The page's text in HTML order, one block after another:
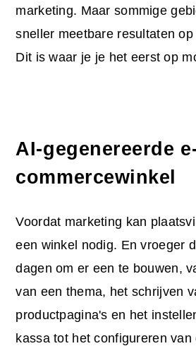
marketing. Maar sommige
sneller meetbare resultaten
Dit is waar je je het eerst op
AI-gegenereerde
commercewinkel
Voordat marketing kan
een winkel nodig. En vroeger
dagen om er een te bouwen,
van een thema, het schrijven
productpagina's en het
kassa tot het configureren van